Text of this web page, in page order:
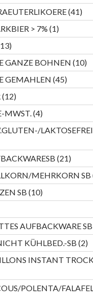
Produkte
4141
> 7% 11
Produkt
1313
Produkte
GANZE BOHNEN 1010
GEMAHLEN 4545
1212
Produkte
MWST. 44
Produkte
LAKTOSEFREI
2121
MEHRKORN SB
SB 1010
Produkte
AUFBACKWARE SB
KÜHLBED.-SB 22
INSTANT
POLENTA/